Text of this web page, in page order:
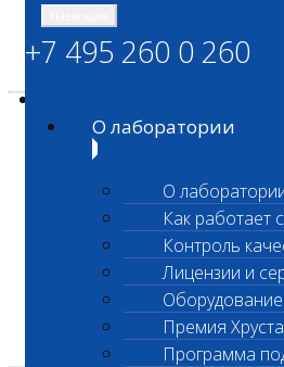
ШАНС
Независимая
+7 495 260 0 260
О лаборатории
О
Как работает
Контроль
Лицензии и
Премия
Программа